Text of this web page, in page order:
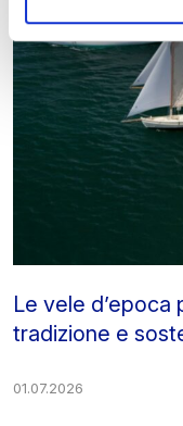
Le vele d’epoca
tradizione e
01.07.2026